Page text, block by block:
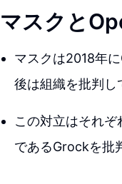
マスクと
マスクは2018年
後は組織を批判し
この対立はそれ
であるGrockを批